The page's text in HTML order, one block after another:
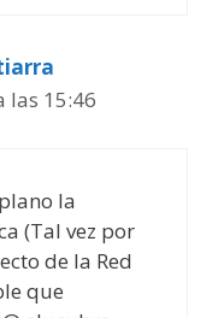
las 15:46
la
(Tal vez por
de la Red
que